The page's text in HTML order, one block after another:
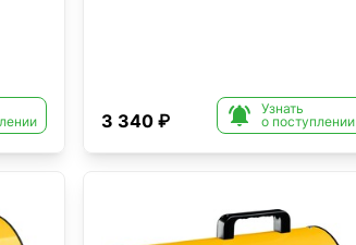
3 340 ₽ 
Узнать
о поступлении